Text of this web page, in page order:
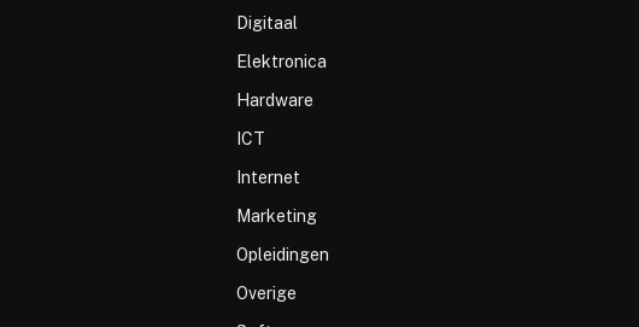
Digitaal
Elektronica
Hardware
ICT
Internet
Marketing
Opleidingen
Overige